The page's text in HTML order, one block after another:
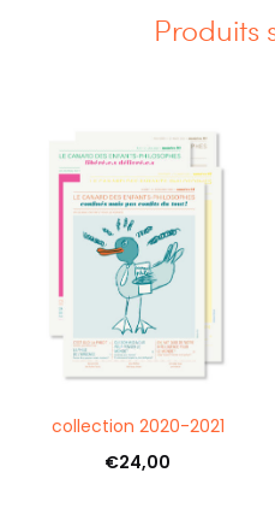
Produits
collection 2020-2021
€24,00